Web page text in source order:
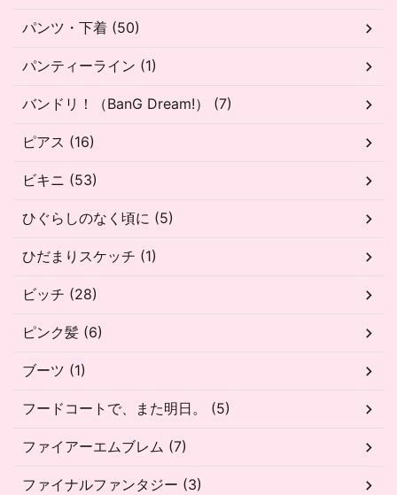
パンツ・下着 (50)
パンティーライン (1)
バンドリ！（BanG Dream!） (7)
ピアス (16)
ビキニ (53)
ひぐらしのなく頃に (5)
ひだまりスケッチ (1)
ビッチ (28)
ピンク髪 (6)
ブーツ (1)
フードコートで、また明日。 (5)
ファイアーエムブレム (7)
ファイナルファンタジー (3)